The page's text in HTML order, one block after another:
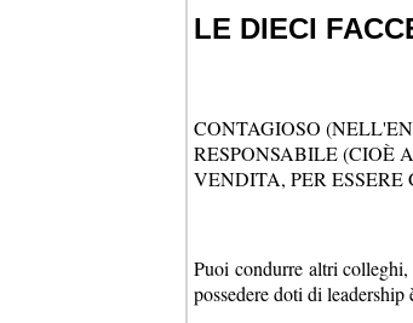
LE DIECI
CONTAGIOSO
RESPONSABILE (CIOÈ
VENDITA, PER
Puoi condurre altri
possedere doti di leadership